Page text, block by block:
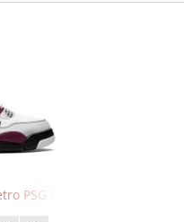
PSG Paris Saint-Germain